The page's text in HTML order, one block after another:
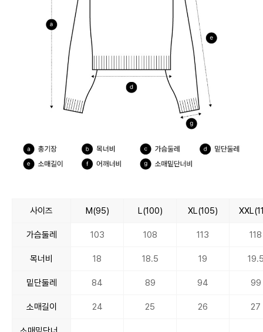
사이즈 M(95) L(100) XL(105)
가슴둘레 103 108 113 118
목너비 18 18.5 19
밑단둘레 84 89 94 99
소매길이 24 25 26 27